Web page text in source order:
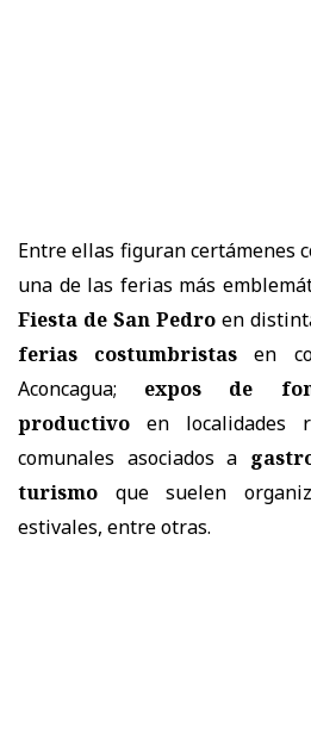
Entre ellas figuran certámenes
una de las ferias más
Fiesta de San Pedro en
ferias costumbristas en
Aconcagua; expos de
productivo en localidades
comunales asociados a
turismo que suelen
estivales, entre otras.